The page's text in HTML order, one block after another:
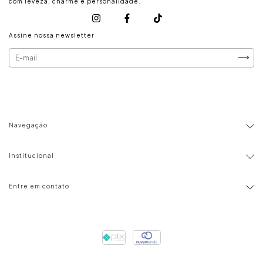
Assine nossa newsletter
Navegação
Institucional
Entre em contato